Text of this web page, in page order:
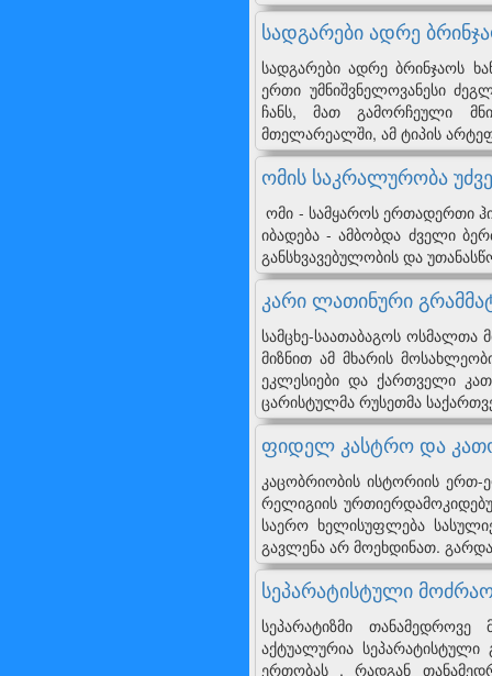
სადგარები ადრე
სადგარები ადრე ბრინჯაოს
ერთი უმნიშვნელოვანესი
ჩანს, მათ გამორჩეული
მთელარეალში, ამ ტიპის
ომის საკრალურობა
ომი - სამყაროს
იბადება - ამბობდა ძველი
განსხვავებულობის და
კარი ლათინური
სამცხე-საათაბაგოს ოსმალთა
მიზნით ამ მხარის
ეკლესიები და ქართველი
ცარისტულმა რუსეთმა
ფიდელ კასტრო და
კაცობრიობის ისტორიის ერთ-
რელიგიის
საერო ხელისუფლება
გავლენა არ მოეხდინათ.
სეპარატისტული
სეპარატიზმი
აქტუალურია
ერთობას , რადგან